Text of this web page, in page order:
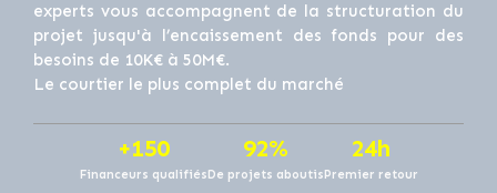
experts vous accompagnent de la structuration du
projet jusqu'à l’encaissement des fonds pour des
besoins de 10K€ à 50M€.
Le courtier le plus complet du marché
+150
Financeurs qualifiés
92%
De projets aboutis
24h
Premier retour